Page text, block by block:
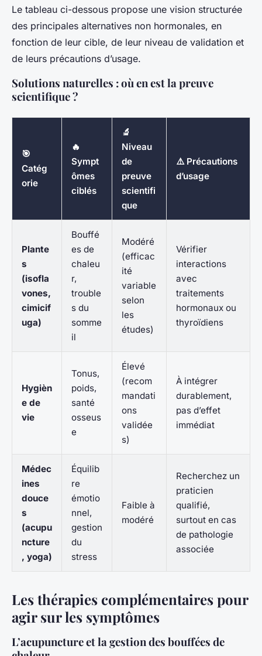
Le tableau ci-dessous propose une vision structurée
des principales alternatives non hormonales, en
fonction de leur cible, de leur niveau de validation et
de leurs précautions d’usage.
Solutions naturelles : où en est la preuve
scientifique ?
🎯
Catég
orie
🔥
Sympt
ômes
ciblés
🔬
Niveau
de
preuve
scientifi
que
⚠️ Précautions
d’usage
Plante
s
(isofla
vones,
cimicif
uga)
Bouffé
es de
chaleu
r,
trouble
s du
somme
il
Modéré
(efficac
ité
variable
selon
les
études)
Vérifier
interactions
avec
traitements
hormonaux ou
thyroïdiens
Hygièn
e de
vie
Tonus,
poids,
santé
osseus
e
Élevé
(recom
mandati
ons
validée
s)
À intégrer
durablement,
pas d’effet
immédiat
Médec
ines
douce
s
(acupu
ncture
, yoga)
Équilib
re
émotio
nnel,
gestion
du
stress
Faible à
modéré
Recherchez un
praticien
qualifié,
surtout en cas
de pathologie
associée
Les thérapies complémentaires pour
agir sur les symptômes
L’acupuncture et la gestion des bouffées de